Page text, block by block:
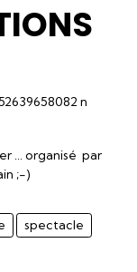
... organisé par
;-)
spectacle